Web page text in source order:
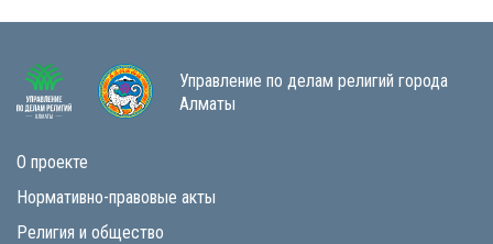
Управление по делам религий города
Алматы
О проекте
Нормативно-правовые акты
Религия и общество